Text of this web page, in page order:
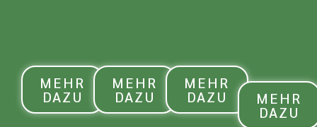
MEHR
DAZU
MEHR
DAZU
MEHR
DAZU MEHR
DAZU